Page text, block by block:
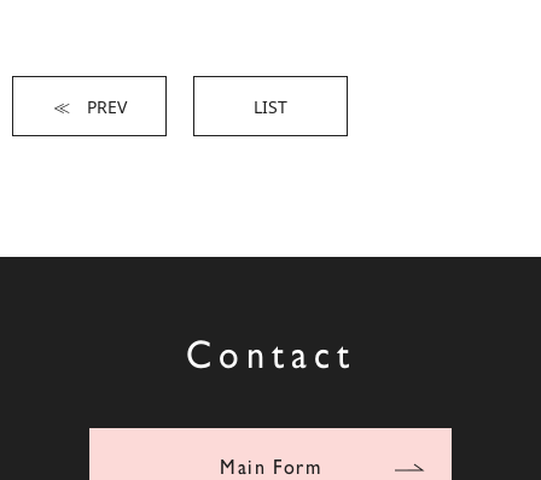
≪ PREV LIST
Contact
Main Form